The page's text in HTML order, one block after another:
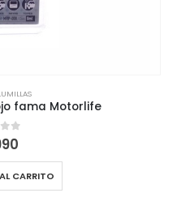
fama Motorlife
of 5
CARRITO